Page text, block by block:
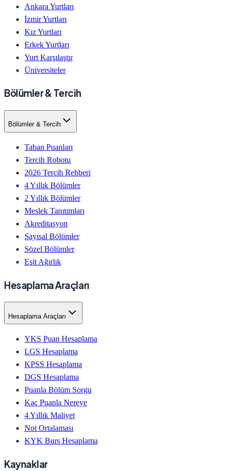
Ankara Yurtları
İzmir Yurtları
Kız Yurtları
Erkek Yurtları
Yurt Karşılaştır
Üniversiteler
Bölümler & Tercih
Bölümler & Tercih
Taban Puanları
Tercih Robotu
2026 Tercih Rehberi
4 Yıllık Bölümler
2 Yıllık Bölümler
Meslek Tanıtımları
Akreditasyon
Sayısal Bölümler
Sözel Bölümler
Eşit Ağırlık
Hesaplama Araçları
Hesaplama Araçları
YKS Puan Hesaplama
LGS Hesaplama
KPSS Hesaplama
DGS Hesaplama
Puanla Bölüm Sorgu
Kaç Puanla Nereye
4 Yıllık Maliyet
Not Ortalaması
KYK Burs Hesaplama
Kaynaklar